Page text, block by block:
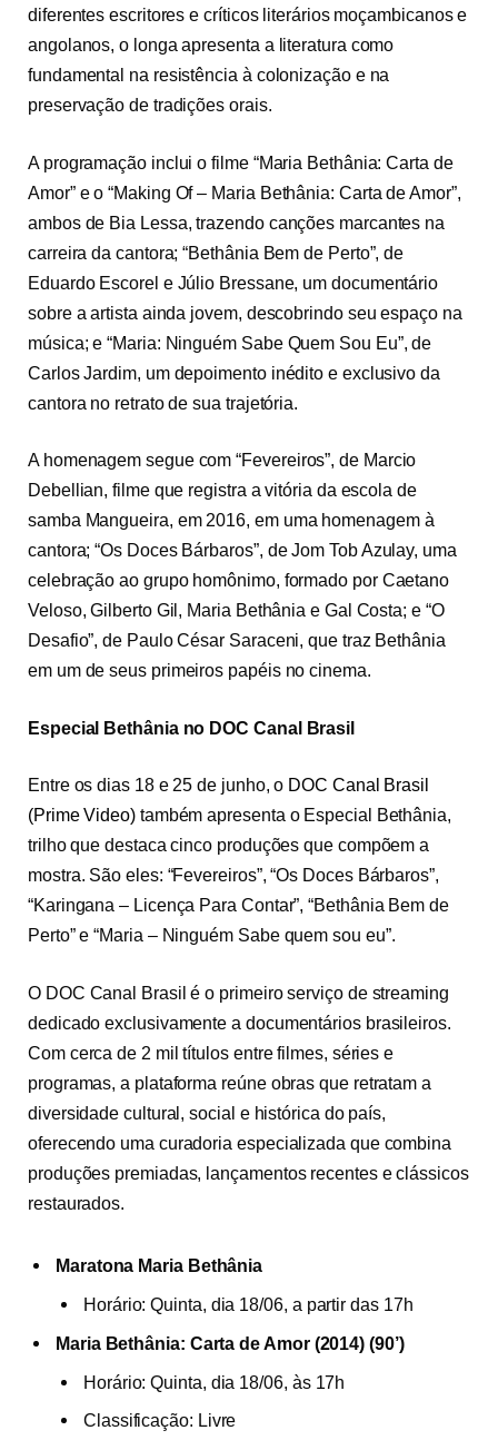
diferentes escritores e críticos literários moçambicanos e
angolanos, o longa apresenta a literatura como
fundamental na resistência à colonização e na
preservação de tradições orais.
A programação inclui o filme “Maria Bethânia: Carta de
Amor” e o “Making Of – Maria Bethânia: Carta de Amor”,
ambos de Bia Lessa, trazendo canções marcantes na
carreira da cantora; “Bethânia Bem de Perto”, de
Eduardo Escorel e Júlio Bressane, um documentário
sobre a artista ainda jovem, descobrindo seu espaço na
música; e “Maria: Ninguém Sabe Quem Sou Eu”, de
Carlos Jardim, um depoimento inédito e exclusivo da
cantora no retrato de sua trajetória.
A homenagem segue com “Fevereiros”, de Marcio
Debellian, filme que registra a vitória da escola de
samba Mangueira, em 2016, em uma homenagem à
cantora; “Os Doces Bárbaros”, de Jom Tob Azulay, uma
celebração ao grupo homônimo, formado por Caetano
Veloso, Gilberto Gil, Maria Bethânia e Gal Costa; e “O
Desafio”, de Paulo César Saraceni, que traz Bethânia
em um de seus primeiros papéis no cinema.
Especial Bethânia no DOC Canal Brasil
Entre os dias 18 e 25 de junho, o DOC Canal Brasil
(Prime Video)também apresenta o Especial Bethânia,
trilho que destaca cinco produções que compõem a
mostra. São eles: “Fevereiros”, “Os Doces Bárbaros”,
“Karingana – Licença Para Contar”, “Bethânia Bem de
Perto” e “Maria – Ninguém Sabe quem sou eu”.
O DOC Canal Brasil é o primeiro serviço de streaming
dedicado exclusivamente a documentários brasileiros.
Com cerca de 2 mil títulos entre filmes, séries e
programas, a plataforma reúne obras que retratam a
diversidade cultural, social e histórica do país,
oferecendo uma curadoria especializada que combina
produções premiadas, lançamentos recentes e clássicos
restaurados.
Maratona Maria Bethânia
Horário: Quinta, dia 18/06, a partir das 17h
Maria Bethânia: Carta de Amor (2014) (90’)
Horário: Quinta, dia 18/06, às 17h
Classificação: Livre